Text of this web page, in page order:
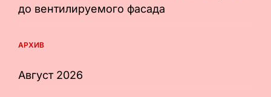
до вентилируемого фасада
АРХИВ
Август 2026